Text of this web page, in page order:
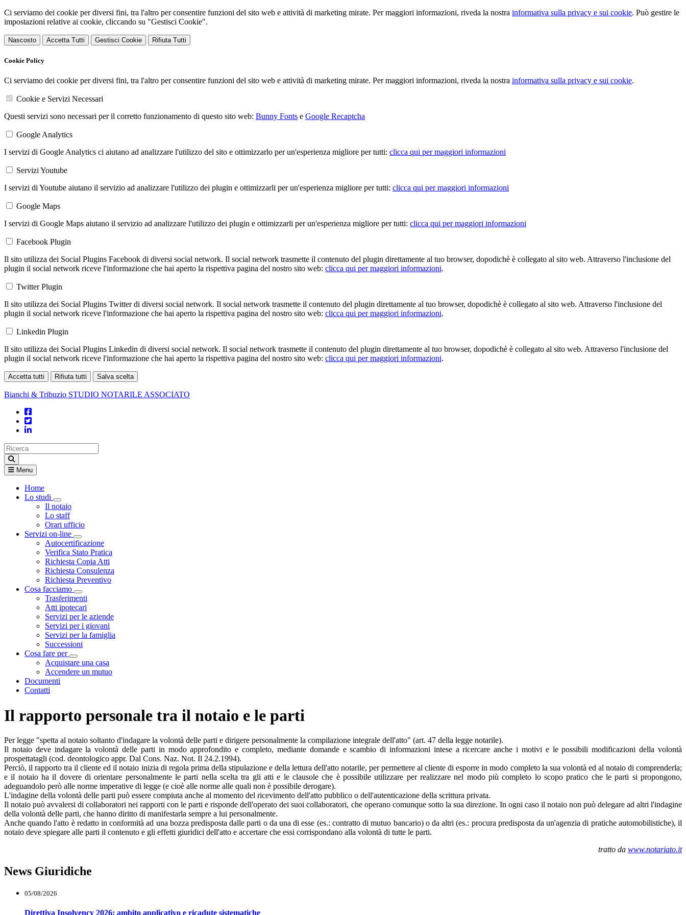
Ci serviamo dei cookie per diversi fini, tra l'altro per consentire funzioni del sito web e attività di marketing mirate. Per maggiori informazioni, riveda la nostra informativa sulla privacy e sui cookie. Può gestire le
impostazioni relative ai cookie, cliccando su "Gestisci Cookie".
Nascosto Accetta Tutti Gestisci Cookie Rifiuta Tutti
Cookie Policy
Ci serviamo dei cookie per diversi fini, tra l'altro per consentire funzioni del sito web e attività di marketing mirate. Per maggiori informazioni, riveda la nostra informativa sulla privacy e sui cookie.
Cookie e Servizi Necessari
Questi servizi sono necessari per il corretto funzionamento di questo sito web: Bunny Fonts e Google Recaptcha
Google Analytics
I servizi di Google Analytics ci aiutano ad analizzare l'utilizzo del sito e ottimizzarlo per un'esperienza migliore per tutti: clicca qui per maggiori informazioni
Servizi Youtube
I servizi di Youtube aiutano il servizio ad analizzare l'utilizzo dei plugin e ottimizzarli per un'esperienza migliore per tutti: clicca qui per maggiori informazioni
Google Maps
I servizi di Google Maps aiutano il servizio ad analizzare l'utilizzo dei plugin e ottimizzarli per un'esperienza migliore per tutti: clicca qui per maggiori informazioni
Facebook Plugin
Il sito utilizza dei Social Plugins Facebook di diversi social network. Il social network trasmette il contenuto del plugin direttamente al tuo browser, dopodichè è collegato al sito web. Attraverso l'inclusione del
plugin il social network riceve l'informazione che hai aperto la rispettiva pagina del nostro sito web: clicca qui per maggiori informazioni.
Twitter Plugin
Il sito utilizza dei Social Plugins Twitter di diversi social network. Il social network trasmette il contenuto del plugin direttamente al tuo browser, dopodichè è collegato al sito web. Attraverso l'inclusione del
plugin il social network riceve l'informazione che hai aperto la rispettiva pagina del nostro sito web: clicca qui per maggiori informazioni.
Linkedin Plugin
Il sito utilizza dei Social Plugins Linkedin di diversi social network. Il social network trasmette il contenuto del plugin direttamente al tuo browser, dopodichè è collegato al sito web. Attraverso l'inclusione del
plugin il social network riceve l'informazione che hai aperto la rispettiva pagina del nostro sito web: clicca qui per maggiori informazioni.
Accetta tutti Rifiuta tutti Salva scelta
Bianchi & Tribuzio STUDIO NOTARILE ASSOCIATO
Menu
Home
Lo studi
Visualizza menù di secondo livello
Il notaio
Lo staff
Orari ufficio
Servizi on-line
Visualizza menù di secondo livello
Autocertificazione
Verifica Stato Pratica
Richiesta Copia Atti
Richiesta Consulenza
Richiesta Preventivo
Cosa facciamo
Visualizza menù di secondo livello
Trasferimenti
Atti ipotecari
Servizi per le aziende
Servizi per i giovani
Servizi per la famiglia
Successioni
Cosa fare per
Visualizza menù di secondo livello
Acquistare una casa
Accendere un mutuo
Documenti
Contatti
Il rapporto personale tra il notaio e le parti
Per legge "spetta al notaio soltanto d'indagare la volontà delle parti e dirigere personalmente la compilazione integrale dell'atto" (art. 47 della legge notarile).
Il notaio deve indagare la volontà delle parti in modo approfondito e completo, mediante domande e scambio di informazioni intese a ricercare anche i motivi e le possibili modificazioni della volontà
prospettatagli (cod. deontologico appr. Dal Cons. Naz. Not. Il 24.2.1994).
Perciò, il rapporto tra il cliente ed il notaio inizia di regola prima della stipulazione e della lettura dell'atto notarile, per permettere al cliente di esporre in modo completo la sua volontà ed al notaio di comprenderla;
e il notaio ha il dovere di orientare personalmente le parti nella scelta tra gli atti e le clausole che è possibile utilizzare per realizzare nel modo più completo lo scopo pratico che le parti si propongono,
adeguandolo però alle norme imperative di legge (e cioè alle norme alle quali non è possibile derogare).
L'indagine della volontà delle parti può essere compiuta anche al momento del ricevimento dell'atto pubblico o dell'autenticazione della scrittura privata.
Il notaio può avvalersi di collaboratori nei rapporti con le parti e risponde dell'operato dei suoi collaboratori, che operano comunque sotto la sua direzione. In ogni caso il notaio non può delegare ad altri l'indagine
della volontà delle parti, che hanno diritto di manifestarla sempre a lui personalmente.
Anche quando l'atto è redatto in conformità ad una bozza predisposta dalle parti o da una di esse (es.: contratto di mutuo bancario) o da altri (es.: procura predisposta da un'agenzia di pratiche automobilistiche), il
notaio deve spiegare alle parti il contenuto e gli effetti giuridici dell'atto e accertare che essi corrispondano alla volontà di tutte le parti.
tratto da www.notariato.it
News Giuridiche
05/08/2026
Direttiva Insolvency 2026: ambito applicativo e ricadute sistematiche